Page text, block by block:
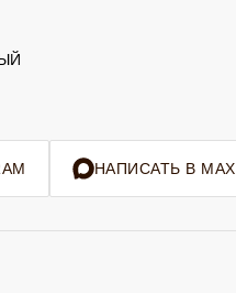
НАПИСАТЬ В MAX